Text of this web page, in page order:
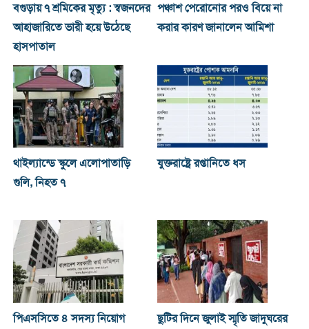
বগুড়ায় ৭ শ্রমিকের মৃত্যু : স্বজনদের
আহাজারিতে ভারী হয়ে উঠেছে
হাসপাতাল
পঞ্চাশ পেরোনোর পরও বিয়ে না
করার কারণ জানালেন আমিশা
থাইল্যান্ডে স্কুলে এলোপাতাড়ি
গুলি, নিহত ৭
যুক্তরাষ্ট্রে রপ্তানিতে ধস
পিএসসিতে ৪ সদস্য নিয়োগ
ছুটির দিনে জুলাই স্মৃতি জাদুঘরের